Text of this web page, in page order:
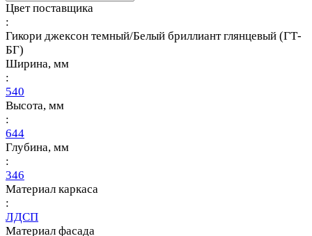
Цвет поставщика
:
Гикори джексон темный/Белый бриллиант глянцевый (ГТ-
БГ)
Ширина, мм
:
540
Высота, мм
:
644
Глубина, мм
:
346
Материал каркаса
:
ЛДСП
Материал фасада